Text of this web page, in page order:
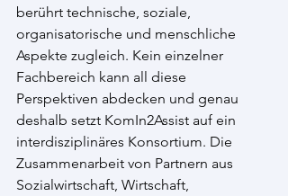
berührt technische, soziale,
organisatorische und menschliche
Aspekte zugleich. Kein einzelner
Fachbereich kann all diese
Perspektiven abdecken und genau
deshalb setzt KomIn2Assist auf ein
interdisziplinäres Konsortium. Die
Zusammenarbeit von Partnern aus
Sozialwirtschaft, Wirtschaft,